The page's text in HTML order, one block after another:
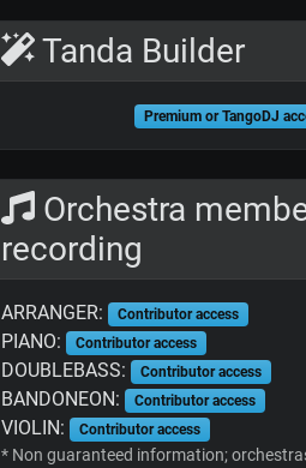
Tanda Builder
Premium or TangoDJ
Orchestra
recording
ARRANGER: Contributor access
PIANO: Contributor access
DOUBLEBASS: Contributor access
BANDONEON: Contributor access
VIOLIN: Contributor access
* Non guaranteed information;